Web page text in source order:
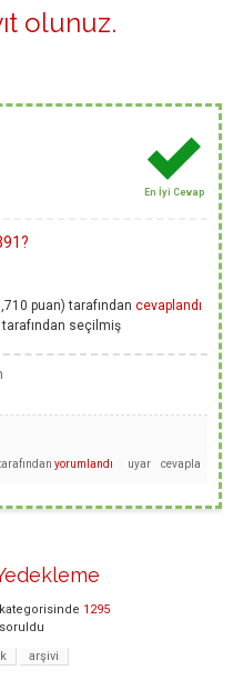
olunuz.
En İyi Cevap
puan) tarafından cevaplandı
tarafından seçilmiş
yorumlandı
kategorisinde 1295
soruldu
arşivi